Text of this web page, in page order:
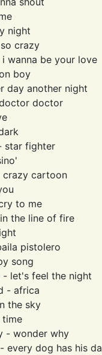
night
crazy
wanna be your love
boy
day another night
doctor
star fighter
crazy cartoon
to me
the line of fire
pistolero
song
- let's feel the night
- africa
the sky
- wonder why
every dog has his